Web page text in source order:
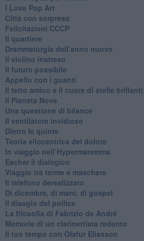
​I Love Pop Art
Città con sorpresa
Felicitazioni CCCP
​Il quartiere
​Drammaturgia dell’anno nuovo
​Il violino inatteso
​Il futuro possibile
​Appello con i guanti
​Il tetto amico e il cuore di stelle brillanti
​Il Pianeta Nove
​Una questione di bilance
​Il ventilatore invidioso
​Dietro le quinte
​Teoria eliocentrica del dolore
In viaggio nell’Hypermaremma
​Escher il dialogico
​Viaggio tra terme e maschere
Il telefono derealizzato
​Di dicembre, di mani, di gospel
​Il disagio del pollice
​La filosofia di Fabrizio de André
Memorie di un clarinettista redento
​Il tuo tempo con Olafur Eliasson